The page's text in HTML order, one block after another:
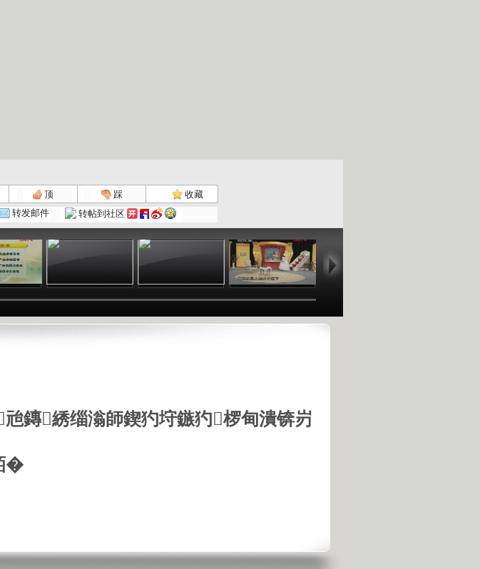
顶 踩
收藏
转发邮件 转帖到社区
2...
00:19
大风车 2...
17:29
大风车 2...
00:19 04:59
鏄綉缁滃師鍥犳垨鏃犳椤甸潰锛岃
�